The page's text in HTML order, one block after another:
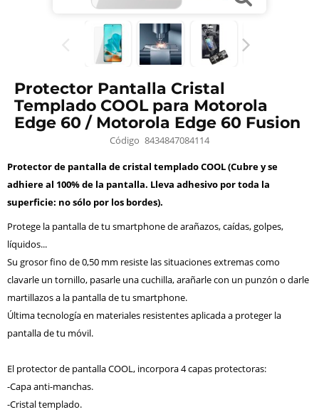
Protector Pantalla Cristal
Templado COOL para Motorola
Edge 60 / Motorola Edge 60 Fusion
Código 8434847084114
Protector de pantalla de cristal templado COOL (Cubre y se
adhiere al 100% de la pantalla. Lleva adhesivo por toda la
superficie: no sólo por los bordes).
Protege la pantalla de tu smartphone de arañazos, caídas, golpes,
líquidos...
Su grosor fino de 0,50 mm resiste las situaciones extremas como
clavarle un tornillo, pasarle una cuchilla, arañarle con un punzón o darle
martillazos a la pantalla de tu smartphone.
Última tecnología en materiales resistentes aplicada a proteger la
pantalla de tu móvil.
El protector de pantalla COOL, incorpora 4 capas protectoras:
-Capa anti-manchas.
-Cristal templado.